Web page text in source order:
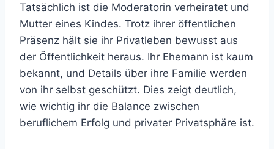
Tatsächlich ist die Moderatorin verheiratet und
Mutter eines Kindes. Trotz ihrer öffentlichen
Präsenz hält sie ihr Privatleben bewusst aus
der Öffentlichkeit heraus. Ihr Ehemann ist kaum
bekannt, und Details über ihre Familie werden
von ihr selbst geschützt. Dies zeigt deutlich,
wie wichtig ihr die Balance zwischen
beruflichem Erfolg und privater Privatsphäre ist.